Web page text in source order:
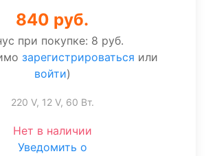
840 руб.
при покупке: 8 руб.
зарегистрироваться или
войти)
220 V, 12 V, 60 Вт.
Нет в наличии
Уведомить о